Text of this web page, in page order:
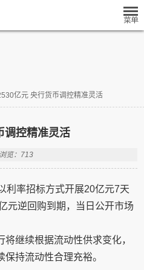
亿元 央行货币调控精准灵活
调控精准灵活
浏览：713
利率招标方式开展20亿元7天
元逆回购到期，当日公开市场
继续根据流动性供求变化，
持流动性合理充裕。